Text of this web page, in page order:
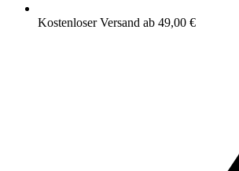
Kostenloser Versand ab 49,00 €